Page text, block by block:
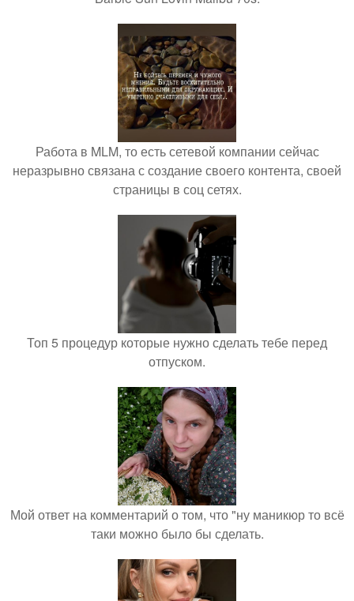
Работа в MLM, то есть сетевой компании сейчас
неразрывно связана с создание своего контента, своей
страницы в соц сетях.
Топ 5 процедур которые нужно сделать тебе перед
отпуском.
Мой ответ на комментарий о том, что "ну маникюр то всё
таки можно было бы сделать.